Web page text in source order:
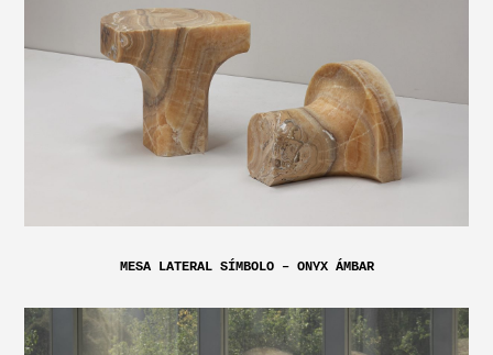
MESA LATERAL SÍMBOLO – ONYX ÁMBAR